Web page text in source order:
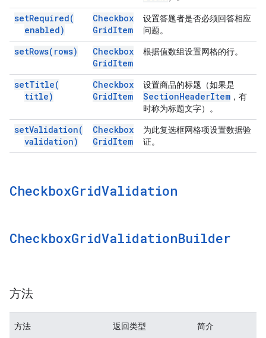
setRequired(
enabled)
Checkbox
GridItem
设置答题者是否必须回答相应
问题。
setRows( rows)
Checkbox
GridItem
根据值数组设置网格的行。
setTitle(
title)
Checkbox
GridItem
设置商品的标题（如果是
SectionHeaderItem ，有
时称为标题文字）。
setValidation(
validation)
Checkbox
GridItem
为此复选框网格项设置数据验
证。
CheckboxGridValidation
CheckboxGridValidationBuilder
方法
方法 返回类型 简介